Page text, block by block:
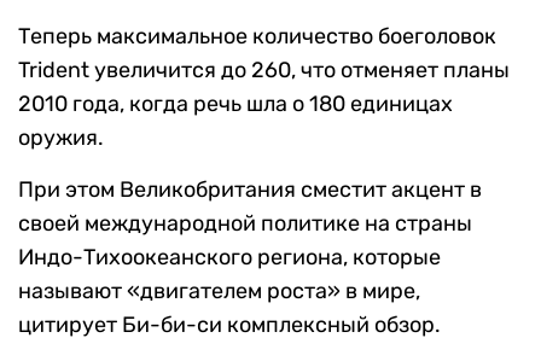
Теперь максимальное количество боеголовок
Trident увеличится до 260, что отменяет планы
2010 года, когда речь шла о 180 единицах
оружия.
При этом Великобритания сместит акцент в
своей международной политике на страны
Индо-Тихоокеанского региона, которые
называют «двигателем роста» в мире,
цитирует Би-би-си комплексный обзор.